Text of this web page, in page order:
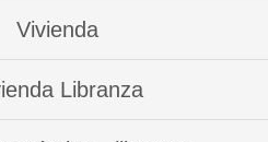
Vivienda
Libranza